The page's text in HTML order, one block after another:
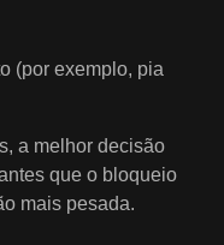
(por exemplo, pia
a melhor decisão
que o bloqueio
mais pesada.